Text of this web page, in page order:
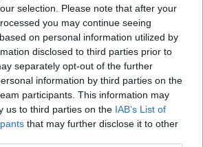
selection. Please note that after your
you may continue seeing
on personal information utilized by
disclosed to third parties prior to
separately opt-out of the further
information by third parties on the
participants. This information may
us to third parties on the IAB’s List of
that may further disclose it to other